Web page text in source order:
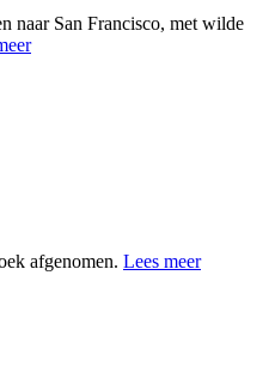
naar San Francisco, met wilde
afgenomen. Lees meer